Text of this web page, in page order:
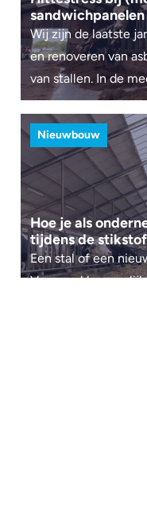
sandwichpanelen
Wij zijn de laatste
en renoveren van
van stallen. In de
Nieuwbouw
Hoe je als
tijdens de
Een stal of een
Voor veel boeren